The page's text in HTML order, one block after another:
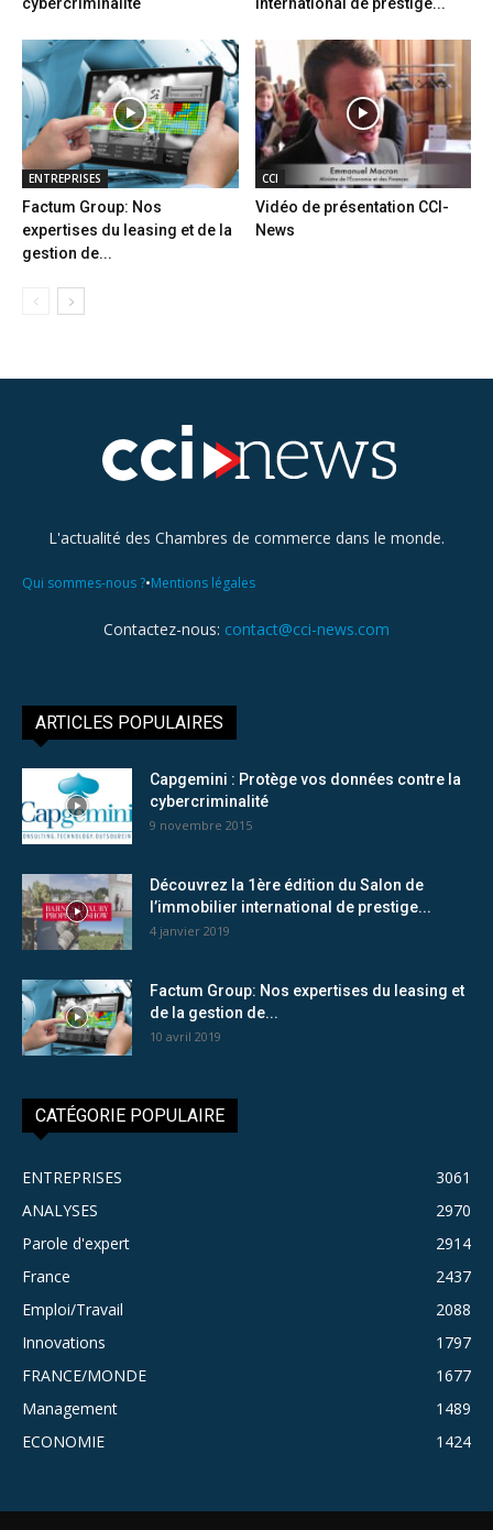
ENTREPRISES
Factum Group: Nos
expertises du leasing et de la
gestion de...
CCI
Vidéo de présentation CCI-
News
L'actualité des Chambres de commerce dans le monde.
Qui sommes-nous ?•Mentions légales
Contactez-nous: contact@cci-news.com
ARTICLES POPULAIRES
Capgemini : Protège vos données contre la
cybercriminalité
9 novembre 2015
Découvrez la 1ère édition du Salon de
l’immobilier international de prestige...
4 janvier 2019
Factum Group: Nos expertises du leasing et
de la gestion de...
10 avril 2019
CATÉGORIE POPULAIRE
ENTREPRISES
3061
ANALYSES
2970
Parole d'expert
2914
France
2437
Emploi/Travail
2088
Innovations
1797
FRANCE/MONDE
1677
Management
1489
ECONOMIE
1424